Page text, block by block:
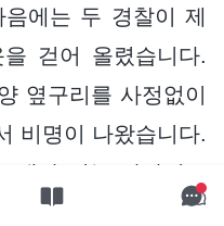
에는 두 경찰이 제
걷어 올렸습니다.
옆구리를 사정없이
비명이 나왔습니다.
네가 믿는 하나님보
지? 아프면 빨리 말